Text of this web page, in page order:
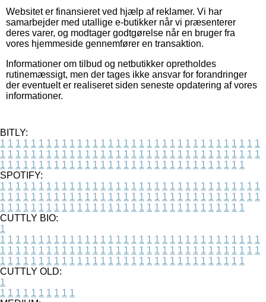
Websitet er finansieret ved hjælp af reklamer. Vi har
samarbejder med utallige e-butikker når vi præsenterer
deres varer, og modtager godtgørelse når en bruger fra
vores hjemmeside gennemfører en transaktion.
Informationer om tilbud og netbutikker opretholdes
rutinemæssigt, men der tages ikke ansvar for forandringer
der eventuelt er realiseret siden seneste opdatering af vores
informationer.
BITLY:
1 1 1 1 1 1 1 1 1 1 1 1 1 1 1 1 1 1 1 1 1 1 1 1 1 1 1 1 1 1 1 1 1 1
1 1 1 1 1 1 1 1 1 1 1 1 1 1 1 1 1 1 1 1 1 1 1 1 1 1 1 1 1 1 1 1 1 1
1 1 1 1 1 1 1 1 1 1 1 1 1 1 1 1 1 1 1 1 1 1 1 1 1 1 1 1 1 1 1 1
SPOTIFY:
1 1 1 1 1 1 1 1 1 1 1 1 1 1 1 1 1 1 1 1 1 1 1 1 1 1 1 1 1 1 1 1 1 1
1 1 1 1 1 1 1 1 1 1 1 1 1 1 1 1 1 1 1 1 1 1 1 1 1 1 1 1 1 1 1 1 1 1
1 1 1 1 1 1 1 1 1 1 1 1 1 1 1 1 1 1 1 1 1 1 1 1 1 1 1 1 1 1 1 1
CUTTLY BIO:
1
1 1 1 1 1 1 1 1 1 1 1 1 1 1 1 1 1 1 1 1 1 1 1 1 1 1 1 1 1 1 1 1 1 1
1 1 1 1 1 1 1 1 1 1 1 1 1 1 1 1 1 1 1 1 1 1 1 1 1 1 1 1 1 1 1 1 1 1
1 1 1 1 1 1 1 1 1 1 1 1 1 1 1 1 1 1 1 1 1 1 1 1 1 1 1 1 1 1 1 1
CUTTLY OLD:
1
1 1 1 1 1 1 1 1 1 1